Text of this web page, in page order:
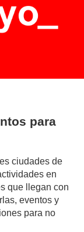
para
ciudades de
en
que llegan con
eventos y
para no